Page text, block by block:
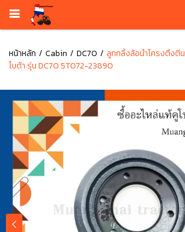
หน้าหลัก Cabin DC70
ลูกกลิ้งล้อนำโครงตึงตี
โบต้า รุ่น DC70 5T072-23890